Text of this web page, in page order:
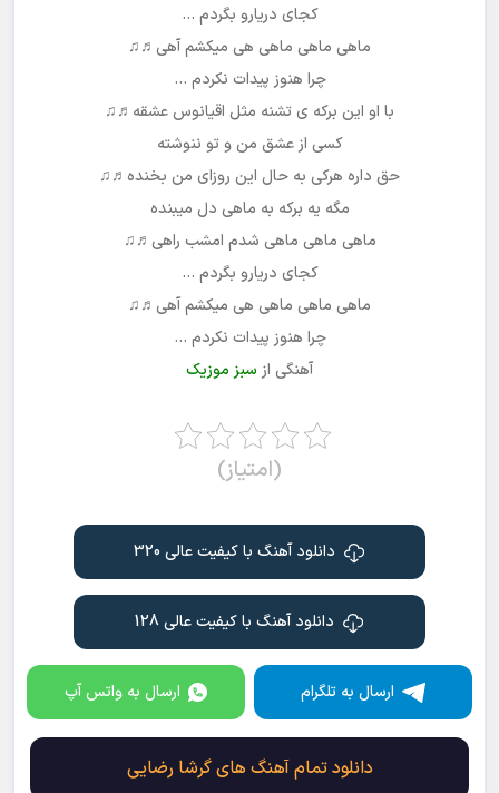
کجای دریارو بگردم …
ماهی ماهی ماهی هی میکشم آهی♬♫
چرا هنوز پیدات نکردم …
با او این برکه ی تشنه مثل اقیانوس عشقه♬♫
کسی از عشق من و تو ننوشته
حق داره هرکی به حال این روزای من بخنده♬♫
مگه یه برکه به ماهی دل میبنده
ماهی ماهی ماهی شدم امشب راهی♬♫
کجای دریارو بگردم …
ماهی ماهی ماهی هی میکشم آهی♬♫
چرا هنوز پیدات نکردم …
آهنگی از سبز موزیک
(امتیاز)
دانلود آهنگ با کیفیت عالی 320
دانلود آهنگ با کیفیت عالی 128
ارسال به تلگرام ارسال به واتس آپ
دانلود تمام آهنگ های گرشا رضایی